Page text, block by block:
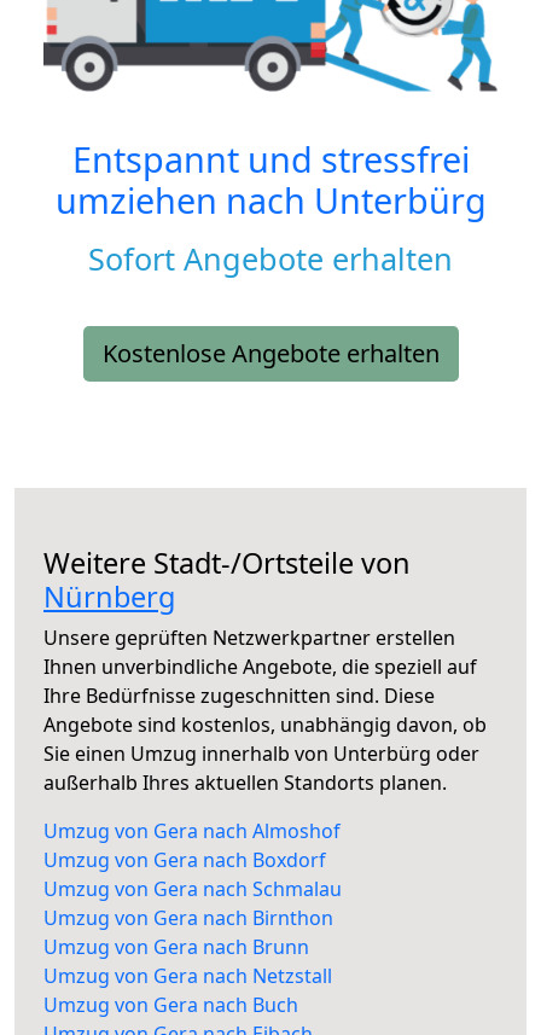
Entspannt und stressfrei
umziehen nach Unterbürg
Sofort Angebote erhalten
Kostenlose Angebote erhalten
Weitere Stadt-/Ortsteile von
Nürnberg
Unsere geprüften Netzwerkpartner erstellen
Ihnen unverbindliche Angebote, die speziell auf
Ihre Bedürfnisse zugeschnitten sind. Diese
Angebote sind kostenlos, unabhängig davon, ob
Sie einen Umzug innerhalb von Unterbürg oder
außerhalb Ihres aktuellen Standorts planen.
Umzug von Gera nach Almoshof
Umzug von Gera nach Boxdorf
Umzug von Gera nach Schmalau
Umzug von Gera nach Birnthon
Umzug von Gera nach Brunn
Umzug von Gera nach Netzstall
Umzug von Gera nach Buch